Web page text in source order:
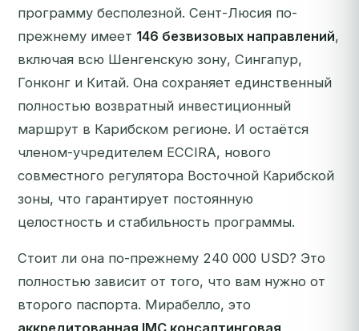
программу бесполезной. Сент-Люсия по-
прежнему имеет 146 безвизовых направлений,
включая всю Шенгенскую зону, Сингапур,
Гонконг и Китай. Она сохраняет единственный
полностью возвратный инвестиционный
маршрут в Карибском регионе. И остаётся
членом-учредителем ECCIRA, нового
совместного регулятора Восточной Карибской
зоны, что гарантирует постоянную
целостность и стабильность программы.
Стоит ли она по-прежнему 240 000 USD? Это
полностью зависит от того, что вам нужно от
второго паспорта. Мирабелло, это
аккредитованная IMC консалтинговая